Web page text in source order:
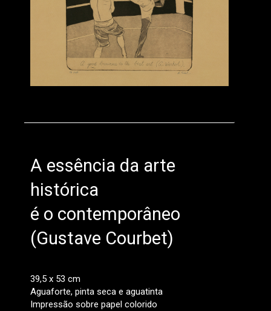
A essência da arte
histórica
é o contemporâneo
(Gustave Courbet)
39,5 x 53 cm
Aguaforte, pinta seca e aguatinta
Impressão sobre papel colorido